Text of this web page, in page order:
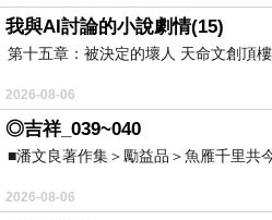
我與AI討論的小說劇情(15)
第十五章：被決定的壞人 天命文創頂
2026-08-06
◎吉祥_039~040
■潘文良著作集＞勵益品＞魚雁千里
2026-08-06